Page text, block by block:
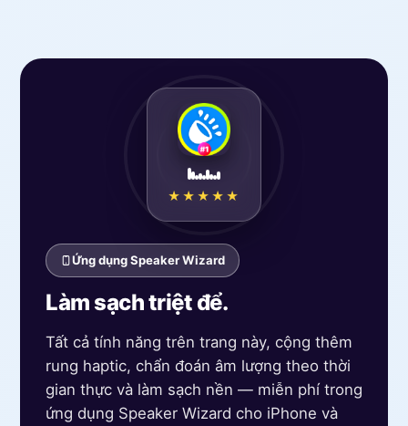
Ứng dụng Speaker Wizard
Làm sạch triệt để.
Tất cả tính năng trên trang này, cộng thêm
rung haptic, chẩn đoán âm lượng theo thời
gian thực và làm sạch nền — miễn phí trong
ứng dụng Speaker Wizard cho iPhone và
★★★★★